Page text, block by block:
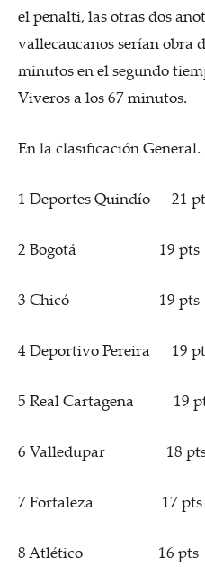
el penalti, las otras dos
vallecaucanos serían obra
minutos en el segundo
Viveros a los 67 minutos.
En la clasificación General.
1 Deportes Quindío 21
2 Bogotá 19 pts
3 Chicó 19 pts
4 Deportivo Pereira 19
5 Real Cartagena 19
6 Valledupar 18
7 Fortaleza 17 pts
8 Atlético 16 pts